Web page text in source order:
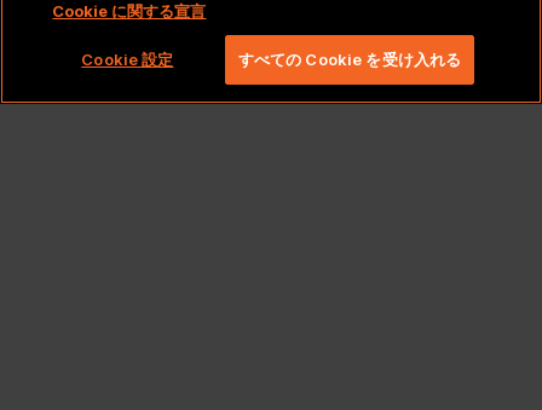
Copyright 2026 Lionbridge Technologies、LLC. All
rights reserved。
Cookie に関する宣言
Cookie 設定 すべての Cookie を受け入れる